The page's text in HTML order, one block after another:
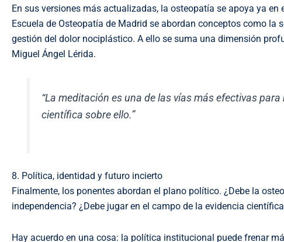
En sus versiones más actualizadas, la osteopatía se apoya ya
Escuela de Osteopatía de Madrid se abordan conceptos como
gestión del dolor nociplástico. A ello se suma una dimensión
Miguel Ángel Lérida.
“La meditación es una de las vías más efectivas
científica sobre ello.”
8. Política, identidad y futuro incierto
Finalmente, los ponentes abordan el plano político. ¿Debe la
independencia? ¿Debe jugar en el campo de la evidencia
Hay acuerdo en una cosa: la política institucional puede frenar